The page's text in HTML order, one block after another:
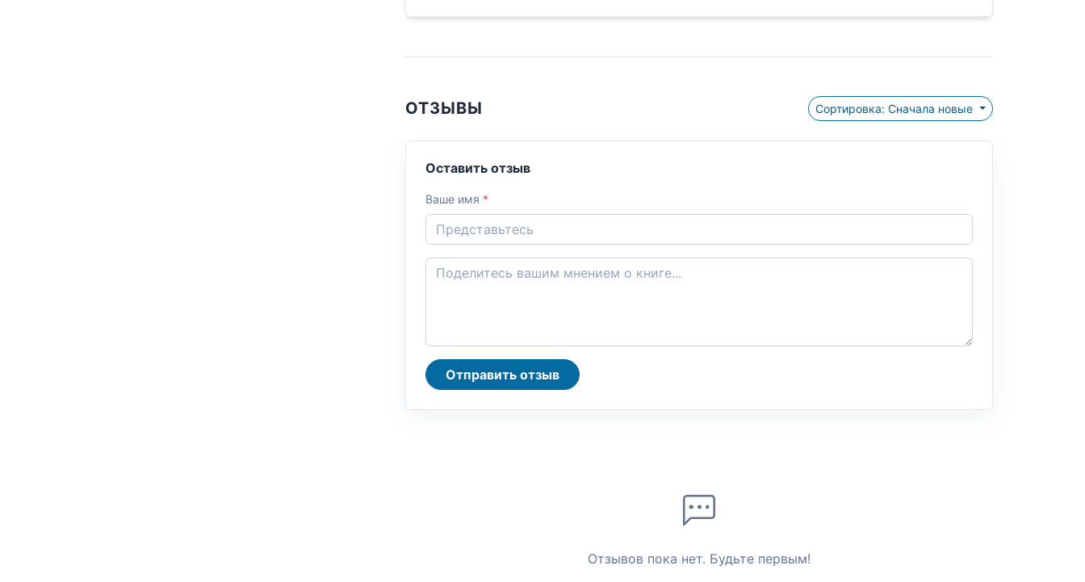
ОТЗЫВЫ Сортировка: Сначала новые
Оставить отзыв
Ваше имя *
Отправить отзыв
Отзывов пока нет. Будьте первым!